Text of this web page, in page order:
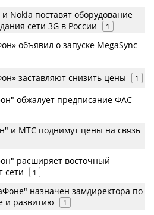
Nokia поставят оборудование
сети 3G в России
1
объявил о запуске MegaSync
заставляют снизить цены 1
обжалует предписание ФАС
и МТС поднимут цены на связь
расширяет восточный
сети
1
назначен замдиректора по
и развитию
1